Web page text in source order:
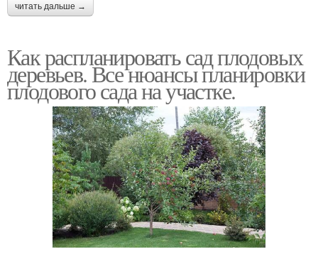
читать дальше →
Как распланировать сад плодовых
деревьев. Все нюансы планировки
плодового сада на участке.